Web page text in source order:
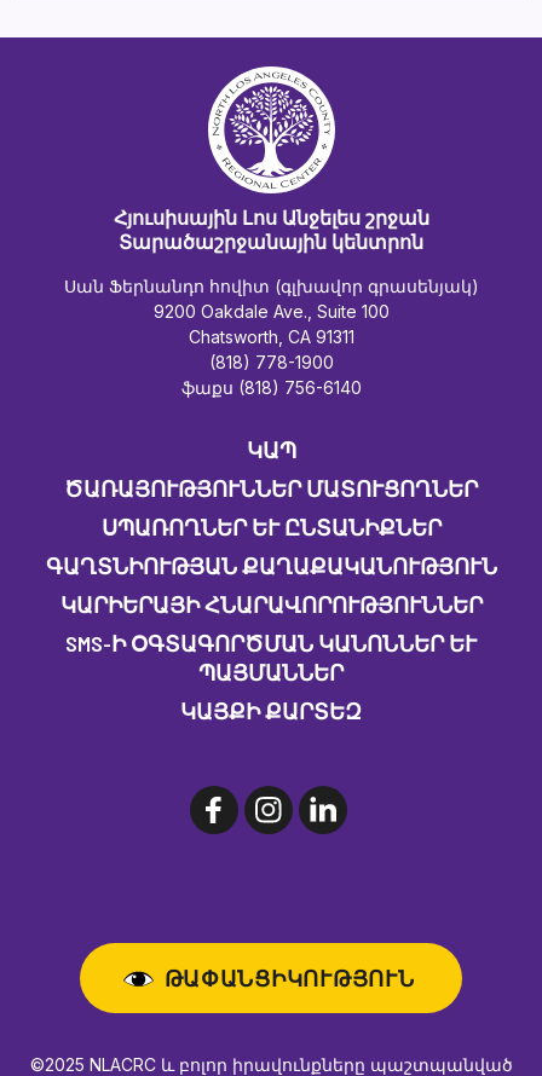
Հյուսիսային Լոս Անջելես շրջան
Տարածաշրջանային կենտրոն
Սան Ֆերնանդո հովիտ (գլխավոր գրասենյակ)
9200 Oakdale Ave., Suite 100
Chatsworth, CA 91311
(818) 778-1900
ֆաքս (818) 756-6140
ԿԱՊ
ԾԱՌԱՅՈՒԹՅՈՒՆՆԵՐ ՄԱՏՈՒՑՈՂՆԵՐ
ՍՊԱՌՈՂՆԵՐ ԵՒ ԸՆՏԱՆԻՔՆԵՐ
ԳԱՂՏՆԻՈՒԹՅԱՆ ՔԱՂԱՔԱԿԱՆՈՒԹՅՈՒՆ
ԿԱՐԻԵՐԱՅԻ ՀՆԱՐԱՎՈՐՈՒԹՅՈՒՆՆԵՐ
SMS-Ի ՕԳՏԱԳՈՐԾՄԱՆ ԿԱՆՈՆՆԵՐ ԵՒ Պ
ԱՅՄԱՆՆԵՐ
ԿԱՅՔԻ ՔԱՐՏԵԶ
ԹԱՓԱՆՑԻԿՈՒԹՅՈՒՆ
©2025 NLACRC և բոլոր իրավունքները պաշտպանված